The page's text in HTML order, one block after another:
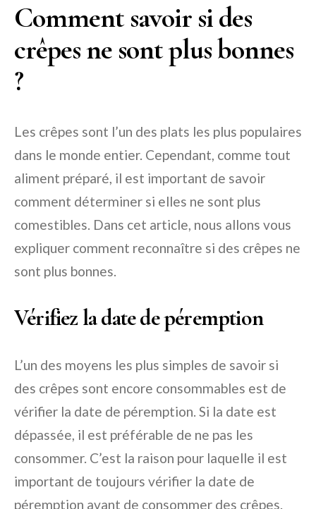
Comment savoir si des
crêpes ne sont plus bonnes
?
Les crêpes sont l’un des plats les plus populaires
dans le monde entier. Cependant, comme tout
aliment préparé, il est important de savoir
comment déterminer si elles ne sont plus
comestibles. Dans cet article, nous allons vous
expliquer comment reconnaître si des crêpes ne
sont plus bonnes.
Vérifiez la date de péremption
L’un des moyens les plus simples de savoir si
des crêpes sont encore consommables est de
vérifier la date de péremption. Si la date est
dépassée, il est préférable de ne pas les
consommer. C’est la raison pour laquelle il est
important de toujours vérifier la date de
péremption avant de consommer des crêpes.